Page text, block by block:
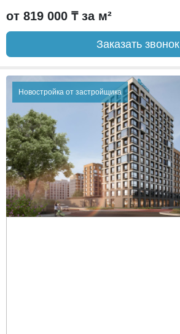
от 819 000 ₸ за м²
Заказать звонок
Новостройка от застройщика